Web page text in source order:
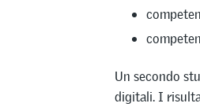
Un secondo
digitali. I